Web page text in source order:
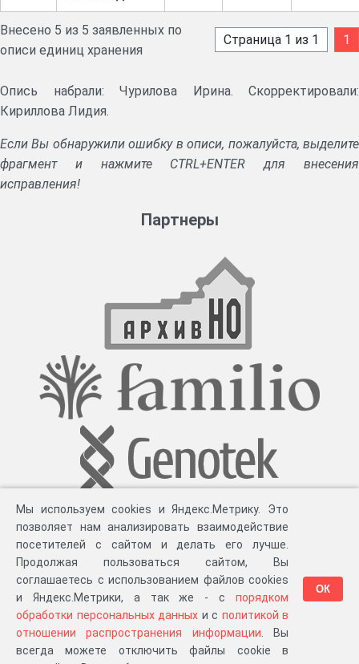
Внесено 5 из 5 заявленных по
описи единиц хранения
Страница 1 из 1 1
Опись набрали: Чурилова Ирина. Скорректировали:
Кириллова Лидия.
Если Вы обнаружили ошибку в описи, пожалуйста, выделите
фрагмент и нажмите CTRL+ENTER для внесения
исправления!
Партнеры
Разработка компании «Великіе предки», 2023-2026 гг. Блог.Суть проекта
Персональные данные.Распространение информации . ЧаВО. Сборка 111.43
Мы используем cookies и Яндекс.Метрику. Это
позволяет нам анализировать взаимодействие
посетителей с сайтом и делать его лучше.
Продолжая пользоваться сайтом, Вы
соглашаетесь с использованием файлов cookies
и Яндекс.Метрики, а так же - с порядком
обработки персональных данных и с политикой в
отношении распространения информации . Вы
всегда можете отключить файлы cookie в
ОК
в «Мои документы»